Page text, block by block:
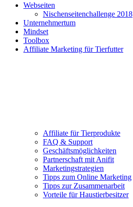
Webseiten
Nischenseitenchallenge 2018
Unternehmertum
Mindset
Toolbox
Affiliate Marketing für Tierfutter
Affiliate für Tierprodukte
FAQ & Support
Geschäftsmöglichkeiten
Partnerschaft mit Anifit
Marketingstrategien
Tipps zum Online Marketing
Tipps zur Zusammenarbeit
Vorteile für Haustierbesitzer